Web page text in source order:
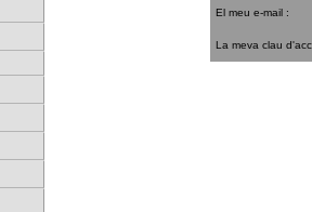
El meu e-mail :
La meva clau